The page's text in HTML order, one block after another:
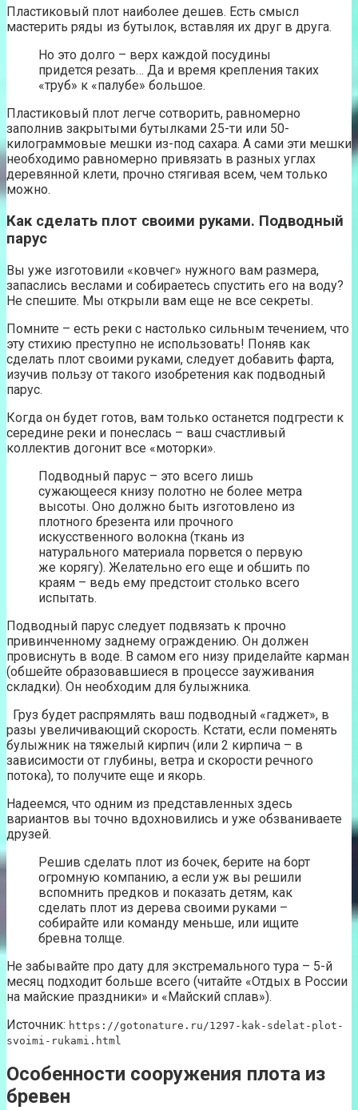
Пластиковый плот наиболее дешев. Есть смысл
мастерить ряды из бутылок, вставляя их друг в друга.
Но это долго – верх каждой посудины
придется резать… Да и время крепления таких
«труб» к «палубе» большое.
Пластиковый плот легче сотворить, равномерно
заполнив закрытыми бутылками 25-ти или 50-
килограммовые мешки из-под сахара. А сами эти мешки
необходимо равномерно привязать в разных углах
деревянной клети, прочно стягивая всем, чем только
можно.
Как сделать плот своими руками. Подводный
парус
Вы уже изготовили «ковчег» нужного вам размера,
запаслись веслами и собираетесь спустить его на воду?
Не спешите. Мы открыли вам еще не все секреты.
Помните – есть реки с настолько сильным течением, что
эту стихию преступно не использовать! Поняв как
сделать плот своими руками, следует добавить фарта,
изучив пользу от такого изобретения как подводный
парус.
Когда он будет готов, вам только останется подгрести к
середине реки и понеслась – ваш счастливый
коллектив догонит все «моторки».
Подводный парус – это всего лишь
сужающееся книзу полотно не более метра
высоты. Оно должно быть изготовлено из
плотного брезента или прочного
искусственного волокна (ткань из
натурального материала порвется о первую
же корягу). Желательно его еще и обшить по
краям – ведь ему предстоит столько всего
испытать.
Подводный парус следует подвязать к прочно
привинченному заднему ограждению. Он должен
провиснуть в воде. В самом его низу приделайте карман
(обшейте образовавшиеся в процессе зауживания
складки). Он необходим для булыжника.
Груз будет распрямлять ваш подводный «гаджет», в
разы увеличивающий скорость. Кстати, если поменять
булыжник на тяжелый кирпич (или 2 кирпича – в
зависимости от глубины, ветра и скорости речного
потока), то получите еще и якорь.
Надеемся, что одним из представленных здесь
вариантов вы точно вдохновились и уже обзваниваете
друзей.
Решив сделать плот из бочек, берите на борт
огромную компанию, а если уж вы решили
вспомнить предков и показать детям, как
сделать плот из дерева своими руками –
собирайте или команду меньше, или ищите
бревна толще.
Не забывайте про дату для экстремального тура – 5-й
месяц подходит больше всего (читайте «Отдых в России
на майские праздники» и «Майский сплав»).
Источник: https://gotonature.ru/1297-kak-sdelat-plot-
svoimi-rukami.html
Особенности сооружения плота из
бревен